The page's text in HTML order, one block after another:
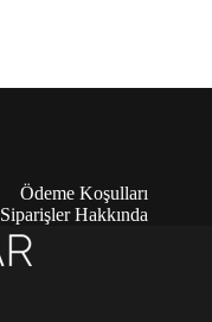
Ödeme Koşulları
Siparişler Hakkında